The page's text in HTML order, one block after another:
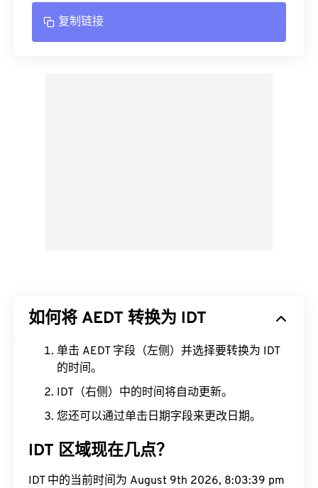
复制链接
如何将 AEDT 转换为 IDT
单击 AEDT 字段（左侧）并选择要转换为 IDT
的时间。
IDT（右侧）中的时间将自动更新。
您还可以通过单击日期字段来更改日期。
IDT 区域现在几点？
IDT 中的当前时间为 August 9th 2026, 8:03:40 pm